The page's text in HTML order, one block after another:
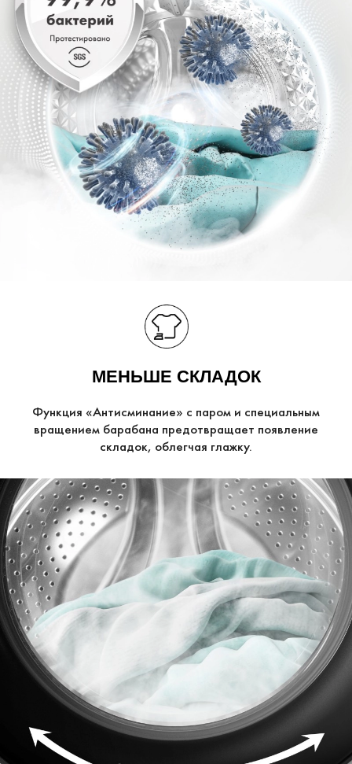
МЕНЬШЕ СКЛАДОК
Функция «Антисминание» с паром и специальным
вращением барабана предотвращает появление
складок, облегчая глажку.